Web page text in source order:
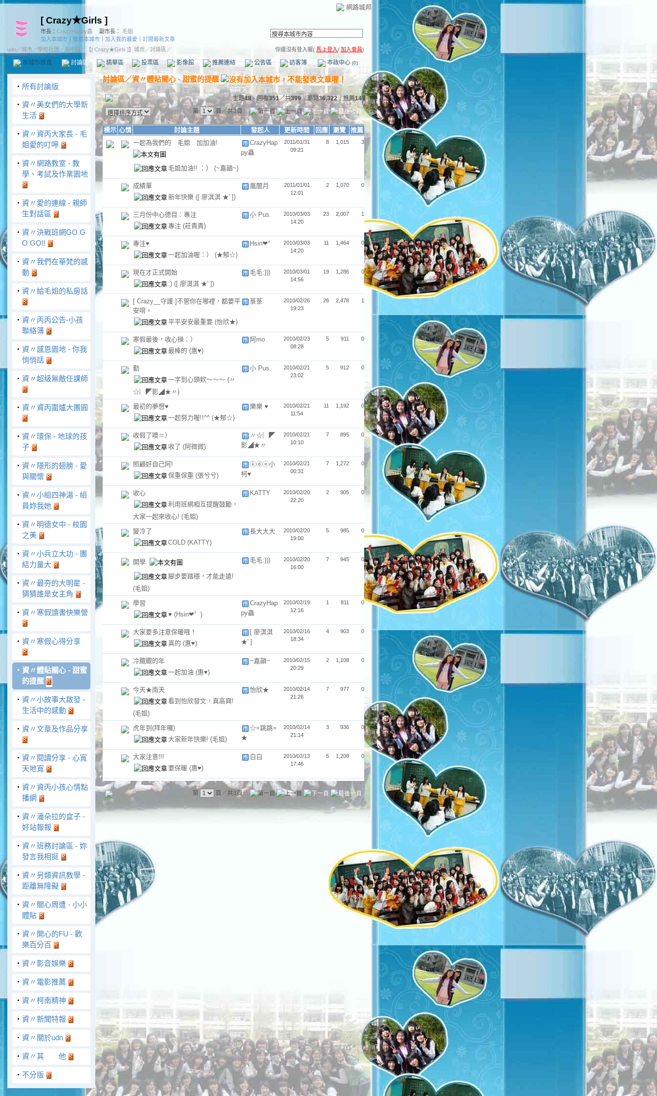
網路城邦
[ Crazy★Girls ]
市長： CrazyHappy蟲 副市長： 毛姐
加入本城市
推薦本城市 加入我的最愛
訂閱最新文章
udn／城市／學校社團 ／高中職／ 【[ Crazy★Girls ]】城市／討論區／ 你還沒有登入喔( 馬上登入/ 加入會員)
本城市首頁 討論區 精華區 投票區 影像館 推薦連結 公告區 訪客簿 市政中心 (0)
‧ 所有討論版
‧ 資〃美女們的大學新
生活
‧ 資〃資丙大家長 - 毛
姐愛的叮嚀
‧ 資〃網路教室 - 教
學、考試及作業園地
‧ 資〃愛的連線 - 親師
生對話區
‧ 資〃決戰班網GO G
O GO!!
‧ 資〃我們在華梵的感
動
‧ 資〃給毛姐的私房話
‧ 資〃丙丙公告-小孩
聯絡簿
‧ 資〃感恩園地 - 你我
悄悄話
‧ 資〃超級無敵任課師
‧ 資〃資丙圍爐大團圓
‧ 資〃環保 - 地球的孩
子
‧ 資〃隱形的翅膀 - 愛
與關懷
‧ 資〃小組四神湯 - 組
員妳我她
‧ 資〃明德女中 - 校園
之美
‧ 資〃小兵立大功 - 團
結力量大
‧ 資〃最夯的大明星 -
猜猜誰是女主角
‧ 資〃寒假讀書快樂營
‧ 資〃寒假心得分享
‧ 資〃體貼關心 - 甜蜜
的提醒
‧ 資〃小故事大啟發 -
生活中的感動
‧ 資〃文章及作品分享
‧ 資〃閱讀分享 - 心寬
天地寬
‧ 資〃資丙小孩心情點
播網
‧ 資〃潘朵拉的盒子 -
好站報報
‧ 資〃班務討論區 - 妳
發言我相挺
‧ 資〃另類資訊教學 -
距離無障礙
‧ 資〃關心周遭 - 小小
體貼
‧ 資〃開心的FU - 歡
樂百分百
‧ 資〃影音娛樂
‧ 資〃電影推薦
‧ 資〃柯南精神
‧ 資〃新聞特報
‧ 資〃關於udn
‧ 資〃其 他
‧ 不分版
討論區／資〃體貼關心 - 甜蜜的提醒
主題48 、回覆351／共399｜瀏覽36,322｜推薦14
第
頁／共3頁
標示 心情 討論主題 發起人 更新時間 回應 瀏覽
推薦
一起為我們的 毛姐 加加油!
毛姐加油!! ：） (~嘉韻~)
CrazyHap
py蟲
2011/01/31
09:21
8 1,015 3
成績單
新年快樂 ([ 廖淇淇 ★' ])
嵐闇月
2011/01/01
12:01
2 1,070 0
三月份中心德目：專注
專注 (莊貴貴)
小 Pus.
2010/03/03
14:20
23 2,007 1
專注♥
一起加油喔：） (★郁☆)
Hsin❤〞
2010/03/03
14:20
11 1,464 0
現在才正式開始
:) ([ 廖淇淇 ★' ])
毛毛:)))
2010/03/01
14:56
19 1,286 0
[ Crazy__守護 ]不管你在哪裡，都要平
安唷。
平平安安最重要 (怡欣★)
菉菉
2010/02/26
19:23
26 2,478 1
寒假最後，收心操：）
最棒的 (惠♥)
阿mo
2010/02/23
08:28
5 911 0
勤
一字到心頭欸～～～ (〃
☆︴◤影◢★〃)
小 Pus.
2010/02/21
23:02
5 912 0
最初的夢想♥
一起努力喔!!^^ (★郁☆)
樂樂 ♥
2010/02/21
11:54
11 1,192 0
收假了噢＝）
收了 (阿微微)
〃☆︴◤
影◢★〃
2010/02/21
10:10
7 895 0
照顧好自己阿!
保重保重 (張兮兮)
ⓚⓓⓞ小
柯♥
2010/02/21
00:31
7 1,272 0
收心
利用班網相互提醒鼓勵，
大家一起來收心! (毛姐)
KATTY
2010/02/20
22:20
2 905 0
變冷了
COLD (KATTY)
長大大大
2010/02/20
19:00
5 985 0
開學.
腳步要踏穩，才能走遠!
(毛姐)
毛毛:)))
2010/02/20
16:00
7 945 0
學習
♥ (Hsin❤〞)
CrazyHap
py蟲
2010/02/19
12:16
1 811 0
大家要多注意保暖哦！
真的 (惠♥)
[ 廖淇淇
★' ]
2010/02/16
18:34
4 903 0
冷颼颼的年
一起加油 (惠♥)
~嘉韻~
2010/02/15
20:29
2 1,108 0
今天★雨天
看到怡欣發文，真高興!
(毛姐)
怡欣★
2010/02/14
21:26
7 977 0
虎年到(拜年囉)
大家新年快樂! (毛姐)
☆=跳跳=
★
2010/02/14
21:14
3 936 0
大家注意!!!
要保暖 (惠♥)
白白
2010/02/13
17:46
5 1,208 0
第 頁／共3頁